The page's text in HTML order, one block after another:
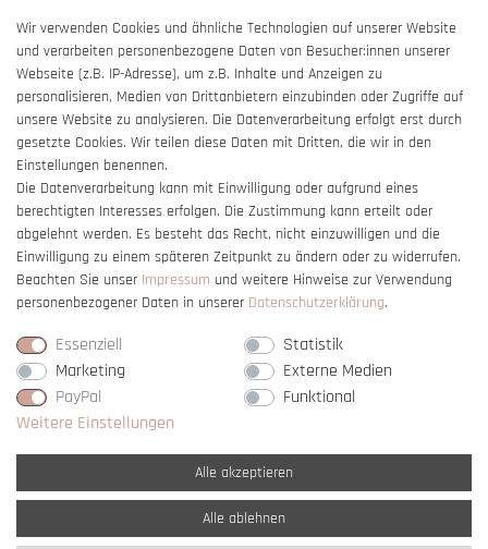
AGB
Impressum
Barrierefreiheitserklärung
Vertrag widerrufen
Wir verwenden Cookies und ähnliche Technologien auf unserer Website
und verarbeiten personenbezogene Daten von Besucher:innen unserer
Webseite (z.B. IP-Adresse), um z.B. Inhalte und Anzeigen zu
personalisieren, Medien von Drittanbietern einzubinden oder Zugriffe auf
unsere Website zu analysieren. Die Datenverarbeitung erfolgt erst durch
gesetzte Cookies. Wir teilen diese Daten mit Dritten, die wir in den
Einstellungen benennen.
Die Datenverarbeitung kann mit Einwilligung oder aufgrund eines
berechtigten Interesses erfolgen. Die Zustimmung kann erteilt oder
abgelehnt werden. Es besteht das Recht, nicht einzuwilligen und die
Einwilligung zu einem späteren Zeitpunkt zu ändern oder zu widerrufen.
Beachten Sie unser Impressum und weitere Hinweise zur Verwendung
personenbezogener Daten in unserer Daten­schutz­erklärung.
Essenziell
Statistik
Marketing
Externe Medien
PayPal
Funktional
Weitere Einstellungen
Alle akzeptieren
Alle ablehnen